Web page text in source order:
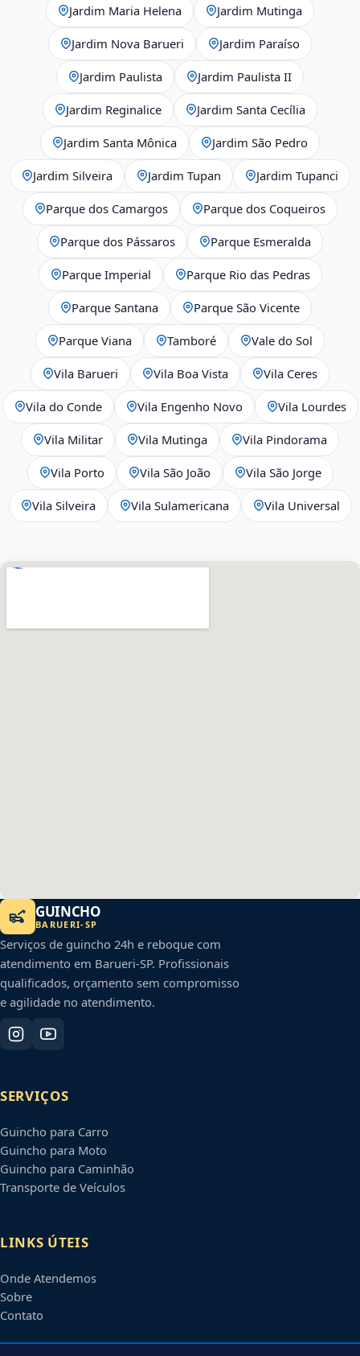
Jardim Maria Helena Jardim Mutinga
Jardim Nova Barueri Jardim Paraíso
Jardim Paulista Jardim Paulista II
Jardim Reginalice Jardim Santa Cecília
Jardim Santa Mônica Jardim São Pedro
Jardim Silveira Jardim Tupan Jardim Tupanci
Parque dos Camargos Parque dos Coqueiros
Parque dos Pássaros Parque Esmeralda
Parque Imperial Parque Rio das Pedras
Parque Santana Parque São Vicente
Parque Viana Tamboré Vale do Sol
Vila Barueri Vila Boa Vista Vila Ceres
Vila do Conde Vila Engenho Novo Vila Lourdes
Vila Militar Vila Mutinga Vila Pindorama
Vila Porto Vila São João Vila São Jorge
Vila Silveira Vila Sulamericana Vila Universal
GUINCHO
BARUERI-SP
Serviços de guincho 24h e reboque com
atendimento em Barueri-SP. Profissionais
qualificados, orçamento sem compromisso
e agilidade no atendimento.
SERVIÇOS
Guincho para Carro
Guincho para Moto
Guincho para Caminhão
Transporte de Veículos
LINKS ÚTEIS
Onde Atendemos
Sobre
Contato